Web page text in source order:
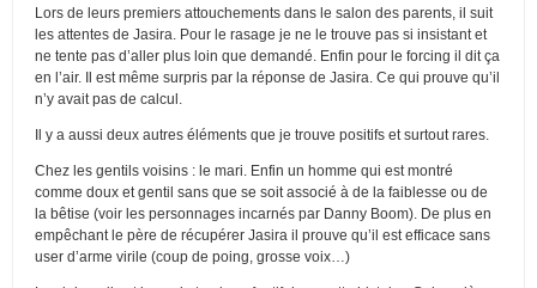
Lors de leurs premiers attouchements dans le salon des parents, il suit
les attentes de Jasira. Pour le rasage je ne le trouve pas si insistant et
ne tente pas d’aller plus loin que demandé. Enfin pour le forcing il dit ça
en l’air. Il est même surpris par la réponse de Jasira. Ce qui prouve qu’il
n’y avait pas de calcul.
Il y a aussi deux autres éléments que je trouve positifs et surtout rares.
Chez les gentils voisins : le mari. Enfin un homme qui est montré
comme doux et gentil sans que se soit associé à de la faiblesse ou de
la bêtise (voir les personnages incarnés par Danny Boom). De plus en
empêchant le père de récupérer Jasira il prouve qu’il est efficace sans
user d’arme virile (coup de poing, grosse voix…)